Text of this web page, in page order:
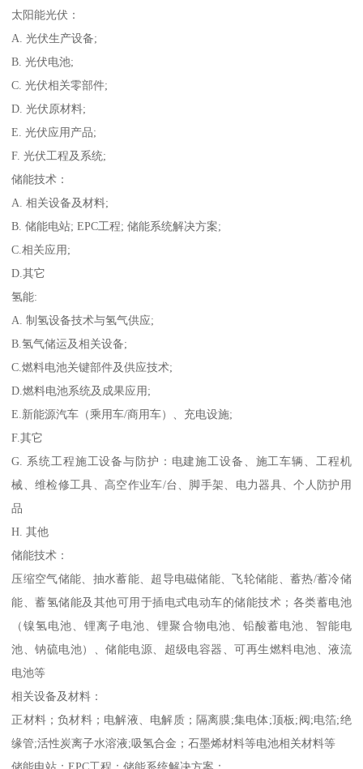
太阳能光伏：
A. 光伏生产设备;
B. 光伏电池;
C. 光伏相关零部件;
D. 光伏原材料;
E. 光伏应用产品;
F. 光伏工程及系统;
储能技术：
A. 相关设备及材料;
B. 储能电站; EPC工程; 储能系统解决方案;
C.相关应用;
D.其它
氢能:
A. 制氢设备技术与氢气供应;
B.氢气储运及相关设备;
C.燃料电池关键部件及供应技术;
D.燃料电池系统及成果应用;
E.新能源汽车（乘用车/商用车）、充电设施;
F.其它
G. 系统工程施工设备与防护：电建施工设备、施工车辆、工程机
械、维检修工具、高空作业车/台、脚手架、电力器具、个人防护用
品
H. 其他
储能技术：
压缩空气储能、抽水蓄能、超导电磁储能、飞轮储能、蓄热/蓄冷储
能、蓄氢储能及其他可用于插电式电动车的储能技术；各类蓄电池
（镍氢电池、锂离子电池、锂聚合物电池、铅酸蓄电池、智能电
池、钠硫电池）、储能电源、超级电容器、可再生燃料电池、液流
电池等
相关设备及材料：
正材料；负材料；电解液、电解质；隔离膜;集电体;顶板;阀;电箔;绝
缘管;活性炭离子水溶液;吸氢合金；石墨烯材料等电池相关材料等
储能电站；EPC工程；储能系统解决方案：